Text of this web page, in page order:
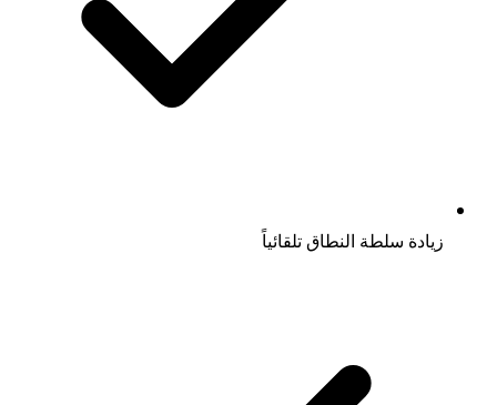
زيادة سلطة النطاق تلقائياً